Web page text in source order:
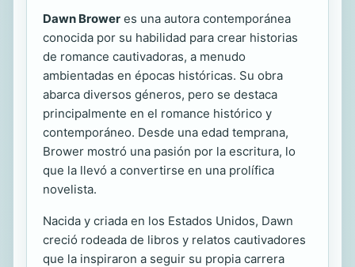
Dawn Brower es una autora contemporánea
conocida por su habilidad para crear historias
de romance cautivadoras, a menudo
ambientadas en épocas históricas. Su obra
abarca diversos géneros, pero se destaca
principalmente en el romance histórico y
contemporáneo. Desde una edad temprana,
Brower mostró una pasión por la escritura, lo
que la llevó a convertirse en una prolífica
novelista.
Nacida y criada en los Estados Unidos, Dawn
creció rodeada de libros y relatos cautivadores
que la inspiraron a seguir su propia carrera